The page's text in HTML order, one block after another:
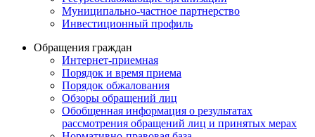
Муниципально-частное партнерство
Инвестиционный профиль
Обращения граждан
Интернет-приемная
Порядок и время приема
Порядок обжалования
Обзоры обращений лиц
Обобщенная информация о результатах
рассмотрения обращений лиц и принятых мерах